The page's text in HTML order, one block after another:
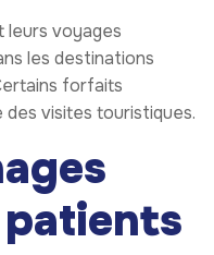
leurs voyages
les destinations
forfaits
visites touristiques.